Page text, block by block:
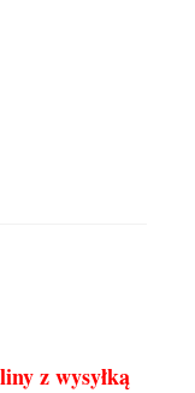
z wysyłką